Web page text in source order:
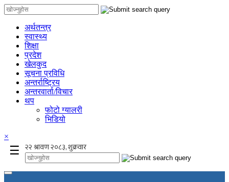
अर्थतन्त्र
स्वास्थ्य
शिक्षा
प्रदेश
खेलकुद
सूचना प्रविधि
अन्तर्राष्ट्रिय
अन्तरवार्ता/विचार
थप
फोटो ग्यालरी
भिडियो
×
☰